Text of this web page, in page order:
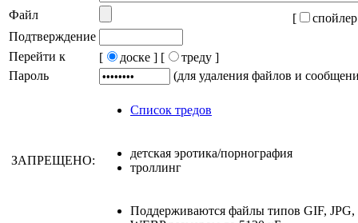
Файл [
Подтверждение
Перейти к
[ доске ] [
треду ]
Пароль
(для удаления файлов и
Список тредов
ЗАПРЕЩЕНО:
детская эротика/порнография
троллинг
Поддерживаются файлы типов GIF,